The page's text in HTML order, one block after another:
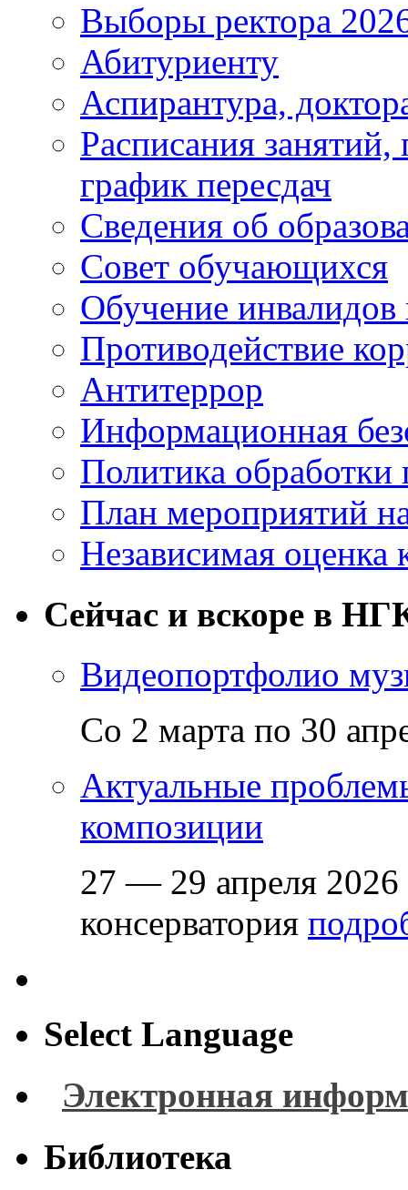
Выборы ректора
Абитуриенту
Аспирантура,
Расписания
график пересдач
Сведения об
Совет обучающихся
Обучение
Противодействие
Антитеррор
Информационная
Политика
План мероприятий
Независимая оценка
Сейчас и вскоре в
Видеопортфолио
Со 2 марта по 30
Актуальные
композиции
27 — 29 апреля 2026
консерватория
Select Language
Электронная
Библиотека